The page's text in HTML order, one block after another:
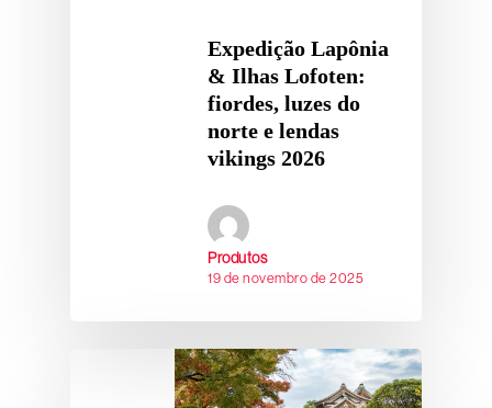
Expedição Lapônia
& Ilhas Lofoten:
fiordes, luzes do
norte e lendas
vikings 2026
Produtos
19 de novembro de 2025